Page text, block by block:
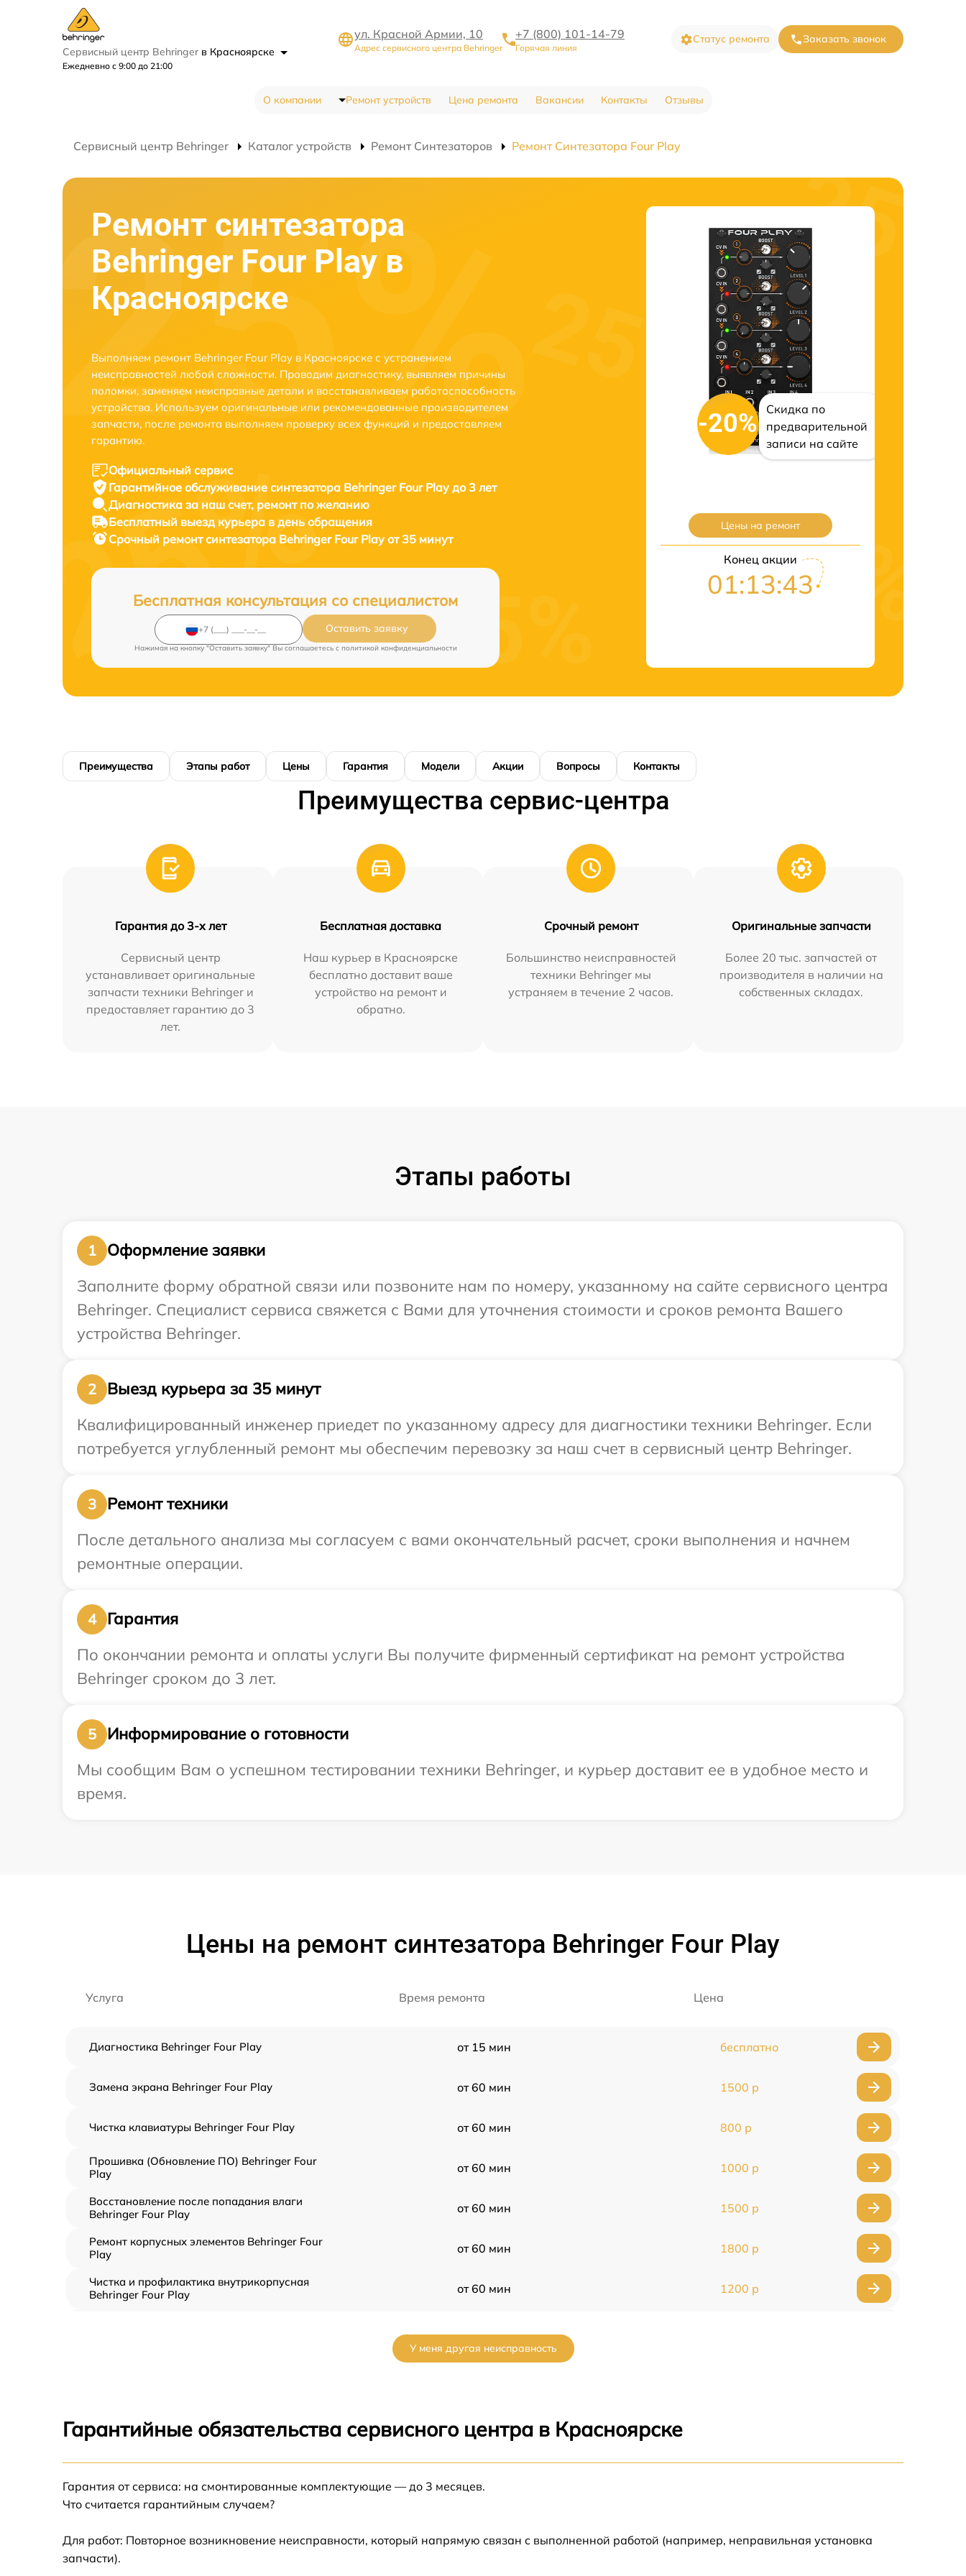
Сервисный центр Behringer в Красноярске
Ежедневно с 9:00 до 21:00
ул. Красной Армии, 10
Адрес сервисного центра Behringer
+7 (800) 101-14-79
Горячая линия
Статус ремонта Заказать звонок
О компании Ремонт устройств Цена ремонта Вакансии Контакты Отзывы
Сервисный центр Behringer Каталог устройств Ремонт Синтезаторов Ремонт Синтезатора Four Play
Ремонт синтезатора
Behringer Four Play в
Красноярске
Выполняем ремонт Behringer Four Play в Красноярске с устранением
неисправностей любой сложности. Проводим диагностику, выявляем причины
поломки, заменяем неисправные детали и восстанавливаем работоспособность
устройства. Используем оригинальные или рекомендованные производителем
запчасти, после ремонта выполняем проверку всех функций и предоставляем
гарантию.
Официальный сервис
Гарантийное обслуживание синтезатора Behringer Four Play до 3 лет
Диагностика за наш счет, ремонт по желанию
Бесплатный выезд курьера в день обращения
Срочный ремонтсинтезатора Behringer Four Play от 35 минут
Бесплатная консультация со специалистом
Оставить заявку
Нажимая на кнопку "Оставить заявку" Вы соглашаетесь c политикой конфиденциальности
-20%
Скидка по
предварительной
записи на сайте
Цены на ремонт
Конец акции
01:13:42
Преимущества Этапы работ Цены Гарантия Модели Акции Вопросы Контакты
Преимущества сервис-центра
Гарантия до 3-х лет
Сервисный центр
устанавливает оригинальные
запчасти техники Behringer и
предоставляет гарантию до 3
лет.
Бесплатная доставка
Наш курьер в Красноярске
бесплатно доставит ваше
устройство на ремонт и
обратно.
Срочный ремонт
Большинство неисправностей
техники Behringer мы
устраняем в течение 2 часов.
Оригинальные запчасти
Более 20 тыс. запчастей от
производителя в наличии на
собственных складах.
Этапы работы
1
Оформление заявки
Заполните форму обратной связи или позвоните нам по номеру, указанному на сайте сервисного центра
Behringer. Специалист сервиса свяжется с Вами для уточнения стоимости и сроков ремонта Вашего
устройства Behringer.
2
Выезд курьера за 35 минут
Квалифицированный инженер приедет по указанному адресу для диагностики техники Behringer. Если
потребуется углубленный ремонт мы обеспечим перевозку за наш счет в сервисный центр Behringer.
3
Ремонт техники
После детального анализа мы согласуем с вами окончательный расчет, сроки выполнения и начнем
ремонтные операции.
4
Гарантия
По окончании ремонта и оплаты услуги Вы получите фирменный сертификат на ремонт устройства
Behringer сроком до 3 лет.
5
Информирование о готовности
Мы сообщим Вам о успешном тестировании техники Behringer, и курьер доставит ее в удобное место и
время.
Цены на ремонт синтезатора Behringer Four Play
Услуга Время ремонта Цена
Диагностика Behringer Four Play от 15 мин бесплатно
Замена экрана Behringer Four Play от 60 мин 1500 р
Чистка клавиатуры Behringer Four Play от 60 мин 800 р
Прошивка (Обновление ПО) Behringer Four
Play
от 60 мин 1000 р
Восстановление после попадания влаги
Behringer Four Play
от 60 мин 1500 р
Ремонт корпусных элементов Behringer Four
Play
от 60 мин 1800 р
Чистка и профилактика внутрикорпусная
Behringer Four Play
от 60 мин 1200 р
Чистка токопроводящих резинок механизма
клавиш Behringer Four Play
от 60 мин
клавиш Behringer Four Play
Восстановление шлейфов и контактов
У меня другая неисправность
Гарантийные обязательства сервисного центра в Красноярске
Гарантия от сервиса: на смонтированные комплектующие — до 3 месяцев.
Что считается гарантийным случаем?
Для работ: Повторное возникновение неисправности, который напрямую связан с выполненной работой (например, неправильная установка
запчасти).